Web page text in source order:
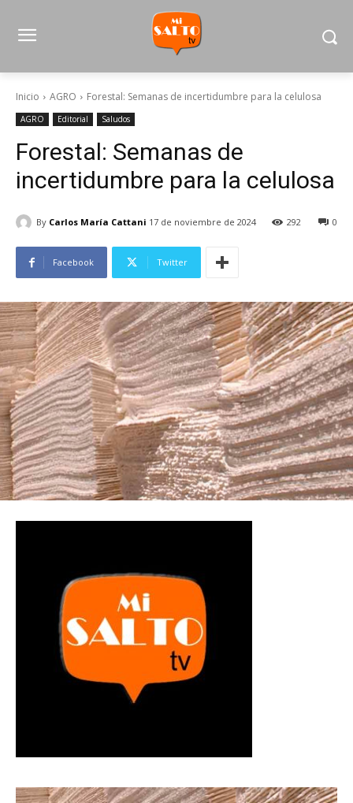
Inicio AGRO Forestal: Semanas de incertidumbre para la celulosa
AGRO Editorial Saludos
Forestal: Semanas de
incertidumbre para la celulosa
By Carlos María Cattani 17 de noviembre de 2024 0
292
Facebook Twitter